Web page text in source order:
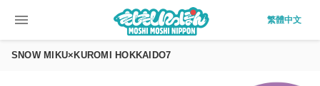
menu 繁體中文
SNOW MIKU×KUROMI HOKKAIDO7